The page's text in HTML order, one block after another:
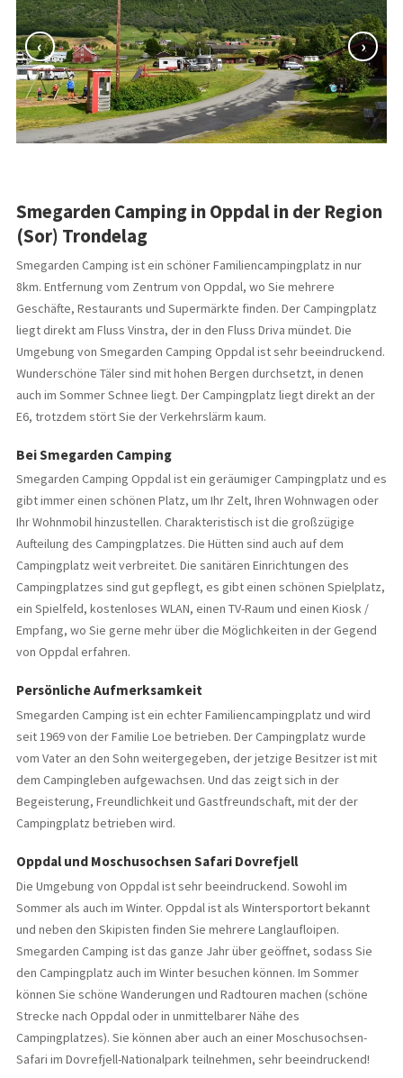
‹ ›
Smegarden Camping in Oppdal in der Region
(Sor) Trondelag
Smegarden Camping ist ein schöner Familiencampingplatz in nur
8km. Entfernung vom Zentrum von Oppdal, wo Sie mehrere
Geschäfte, Restaurants und Supermärkte finden. Der Campingplatz
liegt direkt am Fluss Vinstra, der in den Fluss Driva mündet. Die
Umgebung von Smegarden Camping Oppdal ist sehr beeindruckend.
Wunderschöne Täler sind mit hohen Bergen durchsetzt, in denen
auch im Sommer Schnee liegt. Der Campingplatz liegt direkt an der
E6, trotzdem stört Sie der Verkehrslärm kaum.
Bei Smegarden Camping
Smegarden Camping Oppdal ist ein geräumiger Campingplatz und es
gibt immer einen schönen Platz, um Ihr Zelt, Ihren Wohnwagen oder
Ihr Wohnmobil hinzustellen. Charakteristisch ist die großzügige
Aufteilung des Campingplatzes. Die Hütten sind auch auf dem
Campingplatz weit verbreitet. Die sanitären Einrichtungen des
Campingplatzes sind gut gepflegt, es gibt einen schönen Spielplatz,
ein Spielfeld, kostenloses WLAN, einen TV-Raum und einen Kiosk /
Empfang, wo Sie gerne mehr über die Möglichkeiten in der Gegend
von Oppdal erfahren.
Persönliche Aufmerksamkeit
Smegarden Camping ist ein echter Familiencampingplatz und wird
seit 1969 von der Familie Loe betrieben. Der Campingplatz wurde
vom Vater an den Sohn weitergegeben, der jetzige Besitzer ist mit
dem Campingleben aufgewachsen. Und das zeigt sich in der
Begeisterung, Freundlichkeit und Gastfreundschaft, mit der der
Campingplatz betrieben wird.
Oppdal und Moschusochsen Safari Dovrefjell
Die Umgebung von Oppdal ist sehr beeindruckend. Sowohl im
Sommer als auch im Winter. Oppdal ist als Wintersportort bekannt
und neben den Skipisten finden Sie mehrere Langlaufloipen.
Smegarden Camping ist das ganze Jahr über geöffnet, sodass Sie
den Campingplatz auch im Winter besuchen können. Im Sommer
können Sie schöne Wanderungen und Radtouren machen (schöne
Strecke nach Oppdal oder in unmittelbarer Nähe des
Campingplatzes). Sie können aber auch an einer Moschusochsen-
Safari im Dovrefjell-Nationalpark teilnehmen, sehr beeindruckend!